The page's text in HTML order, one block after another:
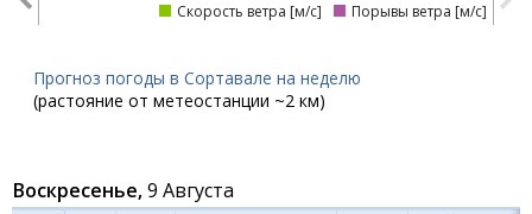
Порывы ветра [м/с]
Скорость ветра [м/с]
Прогноз погоды в Сортавале на неделю
(растояние от метеостанции ~2 км)
Воскресенье,9 Августа